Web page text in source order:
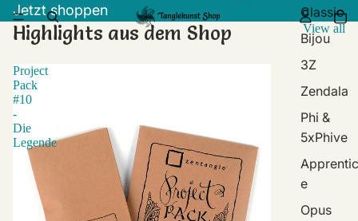
Classic
Bijou
3Z
Zendala
Phi &
5xPhive
Apprentic
e
Opus
Jetzt shoppen
Highlights aus dem Shop View all
Project
Pack
#10
-
Die
Legende